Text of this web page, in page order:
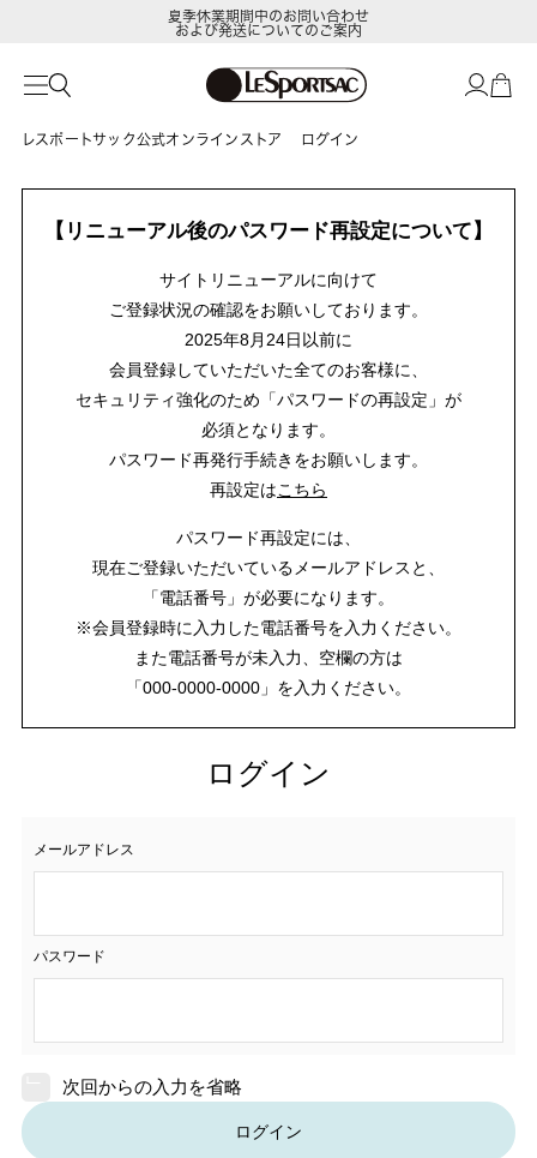
夏季休業期間中のお問い合わせ
および発送についてのご案内
レスポートサック公式オンラインストア ログイン
【リニューアル後のパスワード再設定について】
サイトリニューアルに向けて
ご登録状況の確認をお願いしております。
2025年8月24日以前に
会員登録していただいた全てのお客様に、
セキュリティ強化のため「パスワードの再設定」が
必須となります。
パスワード再発行手続きをお願いします。
再設定はこちら
パスワード再設定には、
現在ご登録いただいているメールアドレスと、
「電話番号」が必要になります。
※会員登録時に入力した電話番号を入力ください。
また電話番号が未入力、空欄の方は
「000-0000-0000」を入力ください。
ログイン
メールアドレス
パスワード
次回からの入力を省略
ログイン